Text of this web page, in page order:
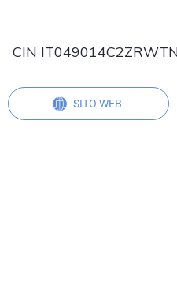
CIN
SITO WEB